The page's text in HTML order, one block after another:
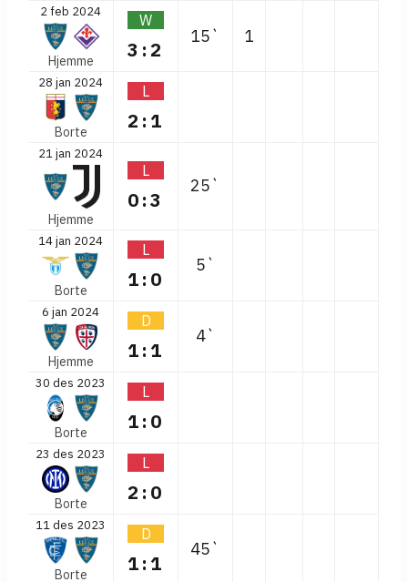
2 feb 2024
Hjemme
W
3:2
15` 1
28 jan 2024
Borte
L
2:1
21 jan 2024
Hjemme
L
0:3
25`
14 jan 2024
Borte
L
1:0
5`
6 jan 2024
Hjemme
D
1:1
4`
30 des 2023
Borte
L
1:0
23 des 2023
Borte
L
2:0
11 des 2023
Borte
D
1:1
45`